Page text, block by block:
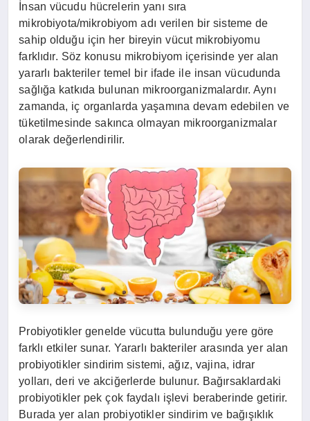
İnsan vücudu hücrelerin yanı sıra
mikrobiyota/mikrobiyom adı verilen bir sisteme de
sahip olduğu için her bireyin vücut mikrobiyomu
farklıdır. Söz konusu mikrobiyom içerisinde yer alan
yararlı bakteriler temel bir ifade ile insan vücudunda
sağlığa katkıda bulunan mikroorganizmalardır. Aynı
zamanda, iç organlarda yaşamına devam edebilen ve
tüketilmesinde sakınca olmayan mikroorganizmalar
olarak değerlendirilir.
Probiyotikler genelde vücutta bulunduğu yere göre
farklı etkiler sunar. Yararlı bakteriler arasında yer alan
probiyotikler sindirim sistemi, ağız, vajina, idrar
yolları, deri ve akciğerlerde bulunur. Bağırsaklardaki
probiyotikler pek çok faydalı işlevi beraberinde getirir.
Burada yer alan probiyotikler sindirim ve bağışıklık